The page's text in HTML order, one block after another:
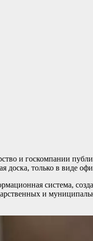
и госкомпании
только в виде
система,
и